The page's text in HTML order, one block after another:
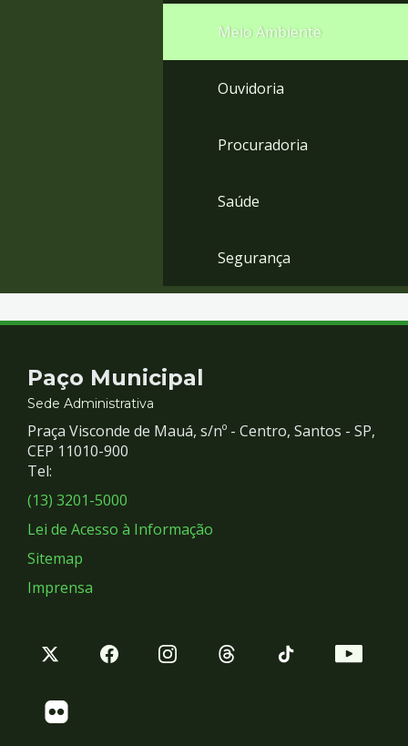
Meio Ambiente
Ouvidoria
Procuradoria
Saúde
Segurança
Contato
e
Redes
Sociais
Paço Municipal
Sede Administrativa
Praça Visconde de Mauá, s/nº - Centro, Santos - SP,
CEP 11010-900
Tel:
(13) 3201-5000
Lei de Acesso à Informação
Sitemap
Imprensa